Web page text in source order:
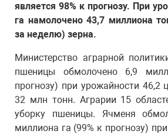
является 98% к прогнозу. При
га намолочено 43,7 миллиона
за неделю) зерна.
Министерство аграрной
пшеницы обмолочено 6,9
прогнозу) при урожайности 46,2
32 млн тонн. Аграрии 15
уборку пшеницы. Ячменя
миллиона га (99% к прогнозу)